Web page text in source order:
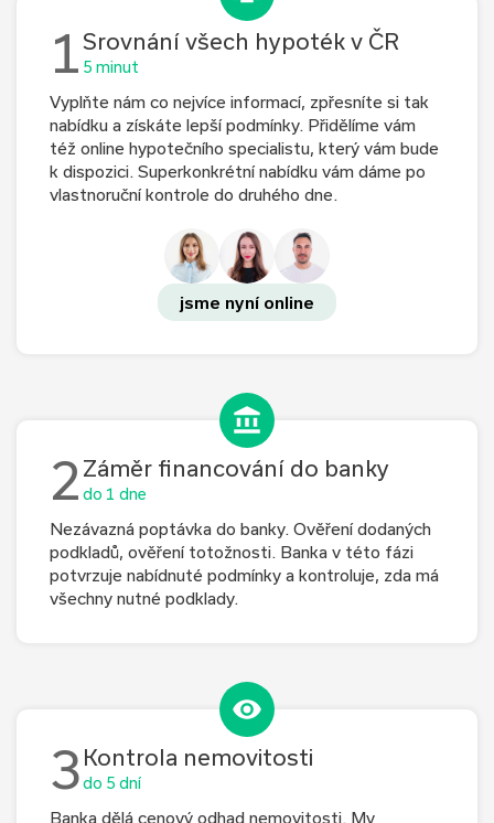
1Srovnání všech hypoték v ČR
5 minut
Vyplňte nám co nejvíce informací, zpřesníte si tak
nabídku a získáte lepší podmínky. Přidělíme vám
též online hypotečního specialistu, který vám bude
k dispozici. Superkonkrétní nabídku vám dáme po
vlastnoruční kontrole do druhého dne.
jsme nyní online
2 Záměr financování do banky
do 1 dne
Nezávazná poptávka do banky. Ověření dodaných
podkladů, ověření totožnosti. Banka v této fázi
potvrzuje nabídnuté podmínky a kontroluje, zda má
všechny nutné podklady.
3 Kontrola nemovitosti
do 5 dní
Banka dělá cenový odhad nemovitosti. My